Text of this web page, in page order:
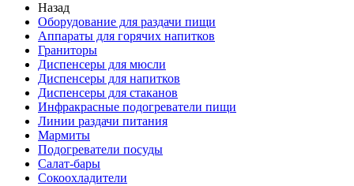
Назад
Оборудование для раздачи пищи
Аппараты для горячих напитков
Граниторы
Диспенсеры для мюсли
Диспенсеры для напитков
Диспенсеры для стаканов
Инфракрасные подогреватели пищи
Линии раздачи питания
Мармиты
Подогреватели посуды
Салат-бары
Сокоохладители